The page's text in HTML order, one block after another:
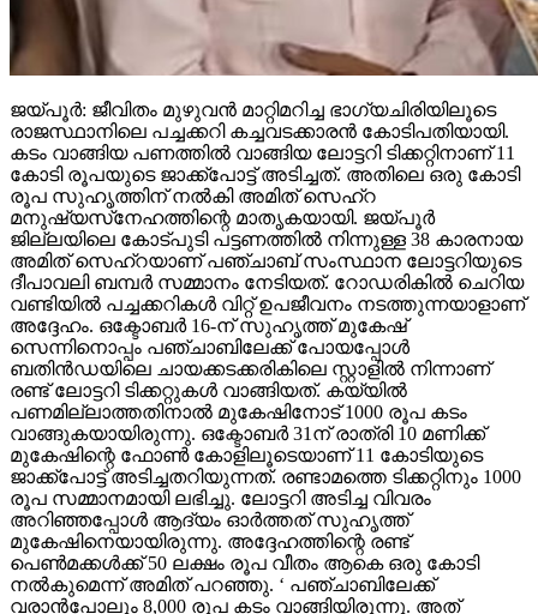
ജയ്പൂര്‍: ജീവിതം മുഴുവന്‍ മാറ്റിമറിച്ച ഭാഗ്യചിരിയിലൂടെ
രാജസ്ഥാനിലെ പച്ചക്കറി കച്ചവടക്കാരന്‍ കോടിപതിയായി.
കടം വാങ്ങിയ പണത്തില്‍ വാങ്ങിയ ലോട്ടറി ടിക്കറ്റിനാണ് 11
കോടി രൂപയുടെ ജാക്ക്‌പോട്ട് അടിച്ചത്. അതിലെ ഒരു കോടി
രൂപ സുഹൃത്തിന് നല്‍കി അമിത് സെഹ്‌റ
മനുഷ്യസ്‌നേഹത്തിന്റെ മാതൃകയായി. ജയ്പൂര്‍
ജില്ലയിലെ കോട്പുടി പട്ടണത്തില്‍ നിന്നുള്ള 38 കാരനായ
അമിത് സെഹ്‌റയാണ് പഞ്ചാബ് സംസ്ഥാന ലോട്ടറിയുടെ
ദീപാവലി ബമ്പര്‍ സമ്മാനം നേടിയത്. റോഡരികില്‍ ചെറിയ
വണ്ടിയില്‍ പച്ചക്കറികള്‍ വിറ്റ് ഉപജീവനം നടത്തുന്നയാളാണ്
അദ്ദേഹം. ഒക്ടോബര്‍ 16-ന് സുഹൃത്ത് മുകേഷ്
സെന്നിനൊപ്പം പഞ്ചാബിലേക്ക് പോയപ്പോള്‍
ബതിന്‍ഡയിലെ ചായക്കടക്കരികിലെ സ്റ്റാളില്‍ നിന്നാണ്
രണ്ട് ലോട്ടറി ടിക്കറ്റുകള്‍ വാങ്ങിയത്. കയ്യില്‍
പണമില്ലാത്തതിനാല്‍ മുകേഷിനോട് 1000 രൂപ കടം
വാങ്ങുകയായിരുന്നു. ഒക്ടോബര്‍ 31ന് രാത്രി 10 മണിക്ക്
മുകേഷിന്റെ ഫോണ്‍ കോളിലൂടെയാണ് 11 കോടിയുടെ
ജാക്ക്‌പോട്ട് അടിച്ചതറിയുന്നത്. രണ്ടാമത്തെ ടിക്കറ്റിനും 1000
രൂപ സമ്മാനമായി ലഭിച്ചു. ലോട്ടറി അടിച്ച വിവരം
അറിഞ്ഞപ്പോള്‍ ആദ്യം ഓര്‍ത്തത് സുഹൃത്ത്
മുകേഷിനെയായിരുന്നു. അദ്ദേഹത്തിന്റെ രണ്ട്
പെണ്‍മക്കള്‍ക്ക് 50 ലക്ഷം രൂപ വീതം ആകെ ഒരു കോടി
നല്‍കുമെന്ന് അമിത് പറഞ്ഞു. ‘ പഞ്ചാബിലേക്ക്
വരാന്‍പോലും 8,000 രൂപ കടം വാങ്ങിയിരുന്നു. അത്